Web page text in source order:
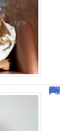
Sejda : l’outil idéal pour manipuler vos PDF en ligne